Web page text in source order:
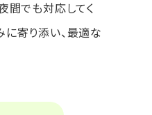
間でも対応してく
に寄り添い、最適な